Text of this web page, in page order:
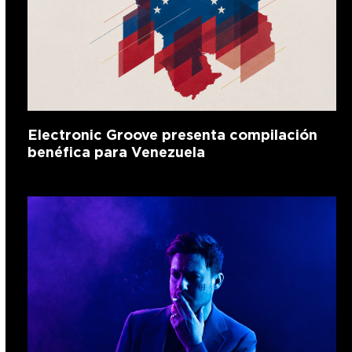
Electronic Groove presenta compilación
benéfica para Venezuela